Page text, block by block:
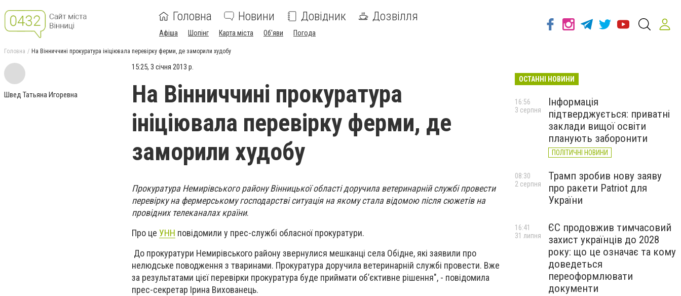
Головна Новини Довідник Дозвілля
Афіша Шопінг Карта міста Об'яви Погода
Головна На Вінниччині прокуратура ініціювала перевірку ферми, де заморили худобу
Швед Татьяна Игоревна
15:25, 3 січня 2013 р.
На Вінниччині прокуратура
ініціювала перевірку ферми, де
заморили худобу
Прокуратура Немирівського району Вінницької області доручила ветеринарній службі провести
перевірку на фермерському господарстві ситуація на якому стала відомою після сюжетів на
провідних телеканалах країни.
Про це УНН повідомили у прес-службі обласної прокуратури.
До прокуратури Немирівського району звернулися мешканці села Обідне, які заявили про
нелюдське поводження з тваринами. Прокуратура доручила ветеринарній службі провести. Вже
за результатами цієї перевірки прокуратура буде приймати об’єктивне рішення", - повідомила
прес-секретар Ірина Вихованець.
ОСТАННІ НОВИНИ
Інформація
підтверджується: приватні
заклади вищої освіти
планують заборонити
ПОЛІТИЧНІ НОВИНИ
16:56
3 серпня
Трамп зробив нову заяву
про ракети Patriot для
України
08:30
2 серпня
ЄС продовжив тимчасовий
захист українців до 2028
року: що це означає та кому
доведеться
переоформлювати
документи
16:41
31 липня